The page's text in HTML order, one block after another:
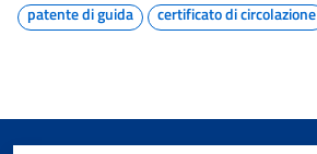
patente di guida certificato di circolazione